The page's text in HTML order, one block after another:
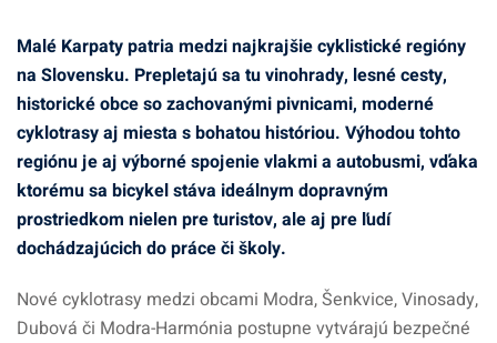
Malé Karpaty patria medzi najkrajšie cyklistické regióny
na Slovensku. Prepletajú sa tu vinohrady, lesné cesty,
historické obce so zachovanými pivnicami, moderné
cyklotrasy aj miesta s bohatou históriou. Výhodou tohto
regiónu je aj výborné spojenie vlakmi a autobusmi, vďaka
ktorému sa bicykel stáva ideálnym dopravným
prostriedkom nielen pre turistov, ale aj pre ľudí
dochádzajúcich do práce či školy.
Nové cyklotrasy medzi obcami Modra, Šenkvice, Vinosady,
Dubová či Modra-Harmónia postupne vytvárajú bezpečné